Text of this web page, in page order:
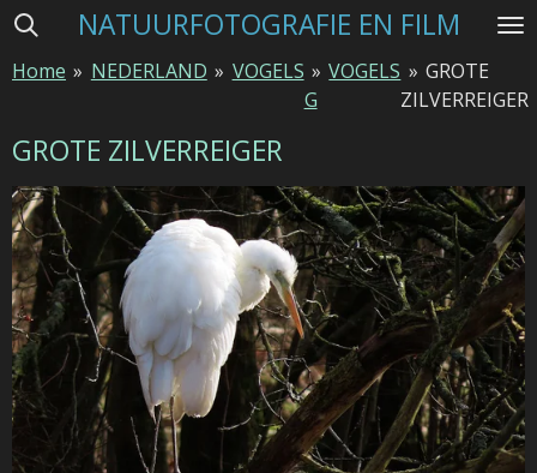
Ga
naar
hoofdinhoud
NATUURFOTOGRAFIE EN FILM
Home » NEDERLAND » VOGELS » VOGELS
G
» GROTE
ZILVERREIGER
GROTE ZILVERREIGER